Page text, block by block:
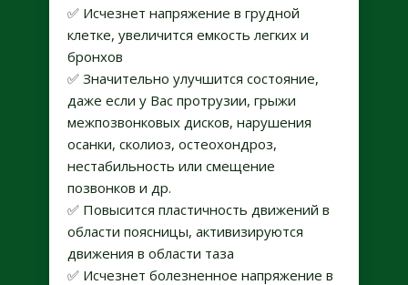
✅ Исчезнет напряжение в грудной
клетке, увеличится емкость легких и
бронхов
✅ Значительно улучшится состояние,
даже если у Вас протрузии, грыжи
межпозвонковых дисков, нарушения
осанки, сколиоз, остеохондроз,
нестабильность или смещение
позвонков и др.
✅ Повысится пластичность движений в
области поясницы, активизируются
движения в области таза
✅ Исчезнет болезненное напряжение в